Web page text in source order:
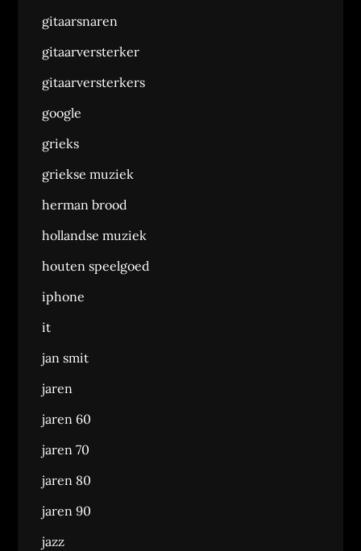
gitaarsnaren
gitaarversterker
gitaarversterkers
google
grieks
griekse muziek
herman brood
hollandse muziek
houten speelgoed
iphone
it
jan smit
jaren
jaren 60
jaren 70
jaren 80
jaren 90
jazz